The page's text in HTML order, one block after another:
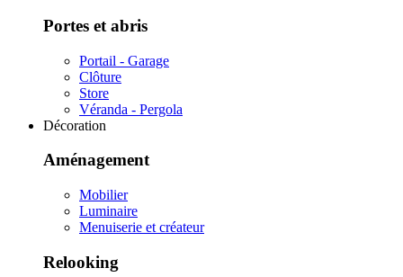
Portes et abris
Portail - Garage
Clôture
Store
Véranda - Pergola
Décoration
Aménagement
Mobilier
Luminaire
Menuiserie et créateur
Relooking